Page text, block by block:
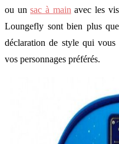
ou unsac à main avec les
Loungefly sont bien plus
déclaration de style qui vous
vos personnages préférés.